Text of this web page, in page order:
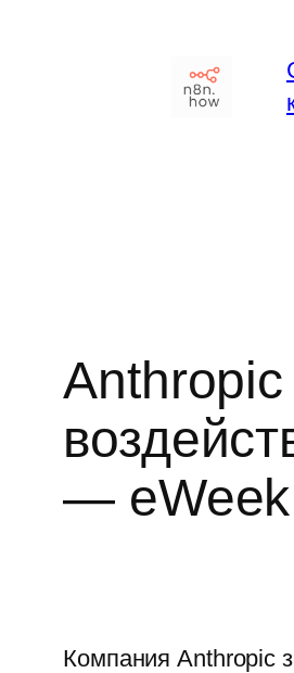
Anthropic
— eWeek
Компания Anthropic